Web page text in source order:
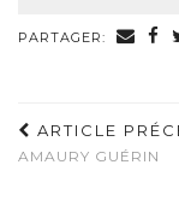
PARTAGER:
ARTICLE
AMAURY GUÉRIN